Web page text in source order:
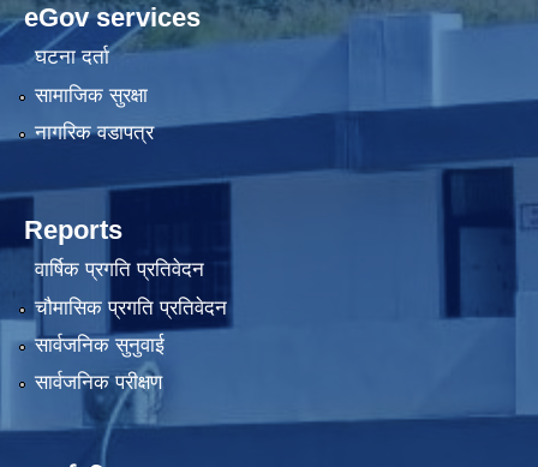
eGov services
घटना दर्ता
सामाजिक सुरक्षा
नागरिक वडापत्र
Reports
वार्षिक प्रगति प्रतिवेदन
चौमासिक प्रगति प्रतिवेदन
सार्वजनिक सुनुवाई
सार्वजनिक परीक्षण